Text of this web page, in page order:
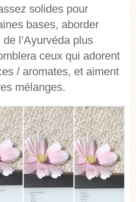
solides pour
bases, aborder
de l’Ayurvéda plus
ceux qui adorent
/ aromates, et aiment
mélanges.